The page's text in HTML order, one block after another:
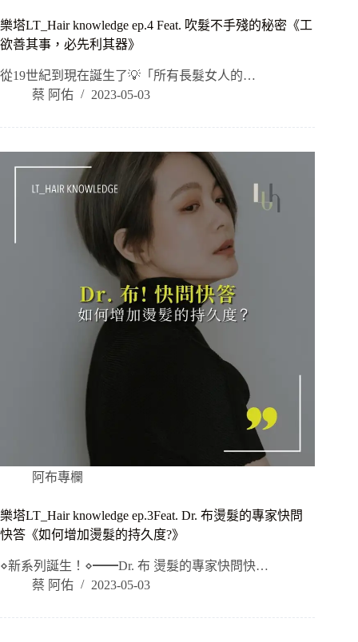
樂塔LT_Hair knowledge ep.4 Feat. 吹髮不手殘的秘密《工
欲善其事，必先利其器》
從19世紀到現在誕生了💡「所有長髮女人的…
蔡 阿佑
2023-05-03
阿布專欄
樂塔LT_Hair knowledge ep.3Feat. Dr. 布燙髮的專家快問
快答《如何增加燙髮的持久度?》
⋄新系列誕生！⋄━━Dr. 布 燙髮的專家快問快…
蔡 阿佑
2023-05-03